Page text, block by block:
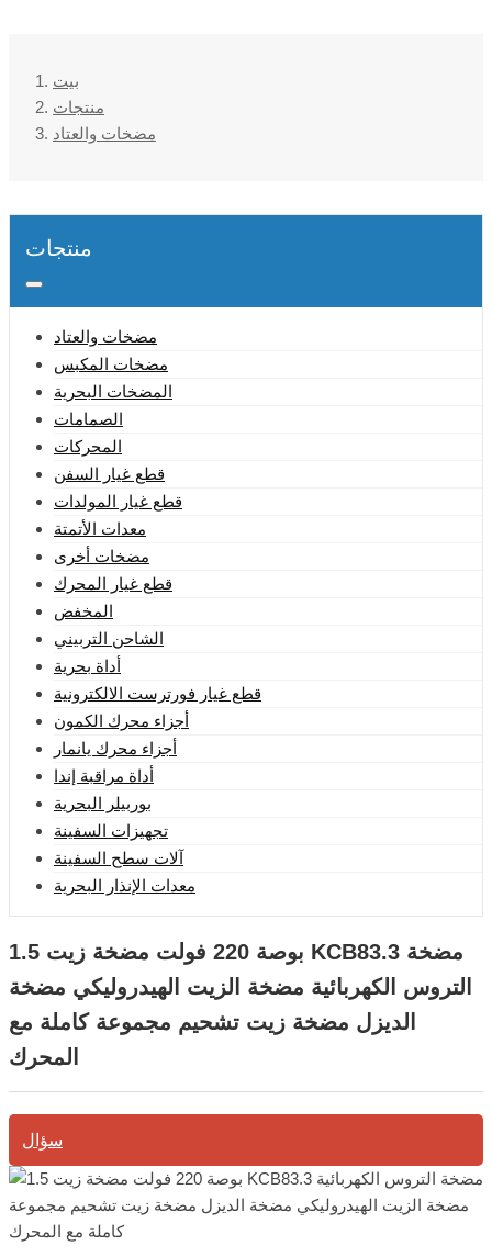
بيت
منتجات
مضخات والعتاد
منتجات
مضخات والعتاد
مضخات المكبس
المضخات البحرية
الصمامات
المحركات
قطع غيار السفن
قطع غيار المولدات
معدات الأتمتة
مضخات أخرى
قطع غيار المحرك
المخفض
الشاحن التربيني
أداة بحرية
قطع غيار فورترست الالكترونية
أجزاء محرك الكمون
أجزاء محرك يانمار
أداة مراقبة إندا
بوربيلر البحرية
تجهيزات السفينة
آلات سطح السفينة
معدات الإنذار البحرية
1.5 بوصة 220 فولت مضخة زيت KCB83.3 مضخة
التروس الكهربائية مضخة الزيت الهيدروليكي مضخة
الديزل مضخة زيت تشحيم مجموعة كاملة مع
المحرك
سؤال